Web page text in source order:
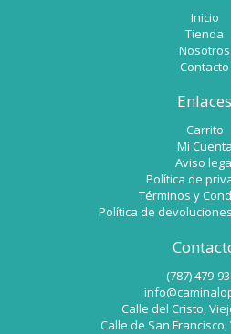
Inicio
Tienda
Nosotros
Contacto
Enlaces
Carrito
Mi Cuenta
Aviso
Política de
Términos y
Política de
(787) 479-
Calle del Cristo,
Calle de San Francisco,